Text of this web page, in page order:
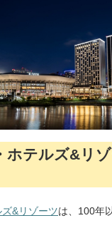
ホテルズ&リ
&リゾーツは、100年